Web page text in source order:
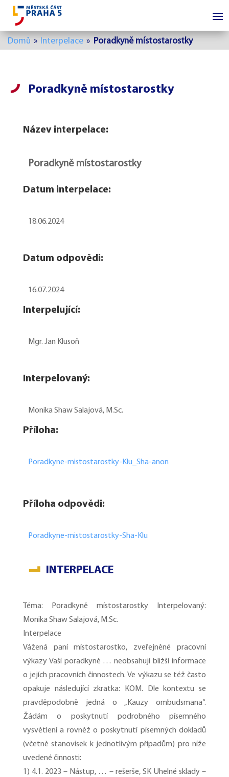
Domů » Interpelace » Poradkyně místostarostky
Poradkyně místostarostky
Název interpelace:
Poradkyně místostarostky
Datum interpelace:
18.06.2024
Datum odpovědi:
16.07.2024
Interpelující:
Mgr. Jan Klusoň
Interpelovaný:
Monika Shaw Salajová, M.Sc.
Příloha:
Poradkyne-mistostarostky-Klu_Sha-anon
Příloha odpovědi:
Poradkyne-mistostarostky-Sha-Klu
INTERPELACE
Téma: Poradkyně místostarostky Interpelovaný:
Monika Shaw Salajová, M.Sc.
Interpelace
Vážená paní místostarostko, zveřejněné pracovní
výkazy Vaší poradkyně … neobsahují bližší informace
o jejích pracovních činnostech. Ve výkazu se též často
opakuje následující zkratka: KOM. Dle kontextu se
pravděpodobně jedná o „Kauzy ombudsmana“.
Žádám o poskytnutí podrobného písemného
vysvětlení a rovněž o poskytnutí písemných dokladů
(včetně stanovisek k jednotlivým případům) pro níže
uvedené činnosti:
1) 4.1. 2023 – Nástup, … – rešerše, SK Uhelné sklady –